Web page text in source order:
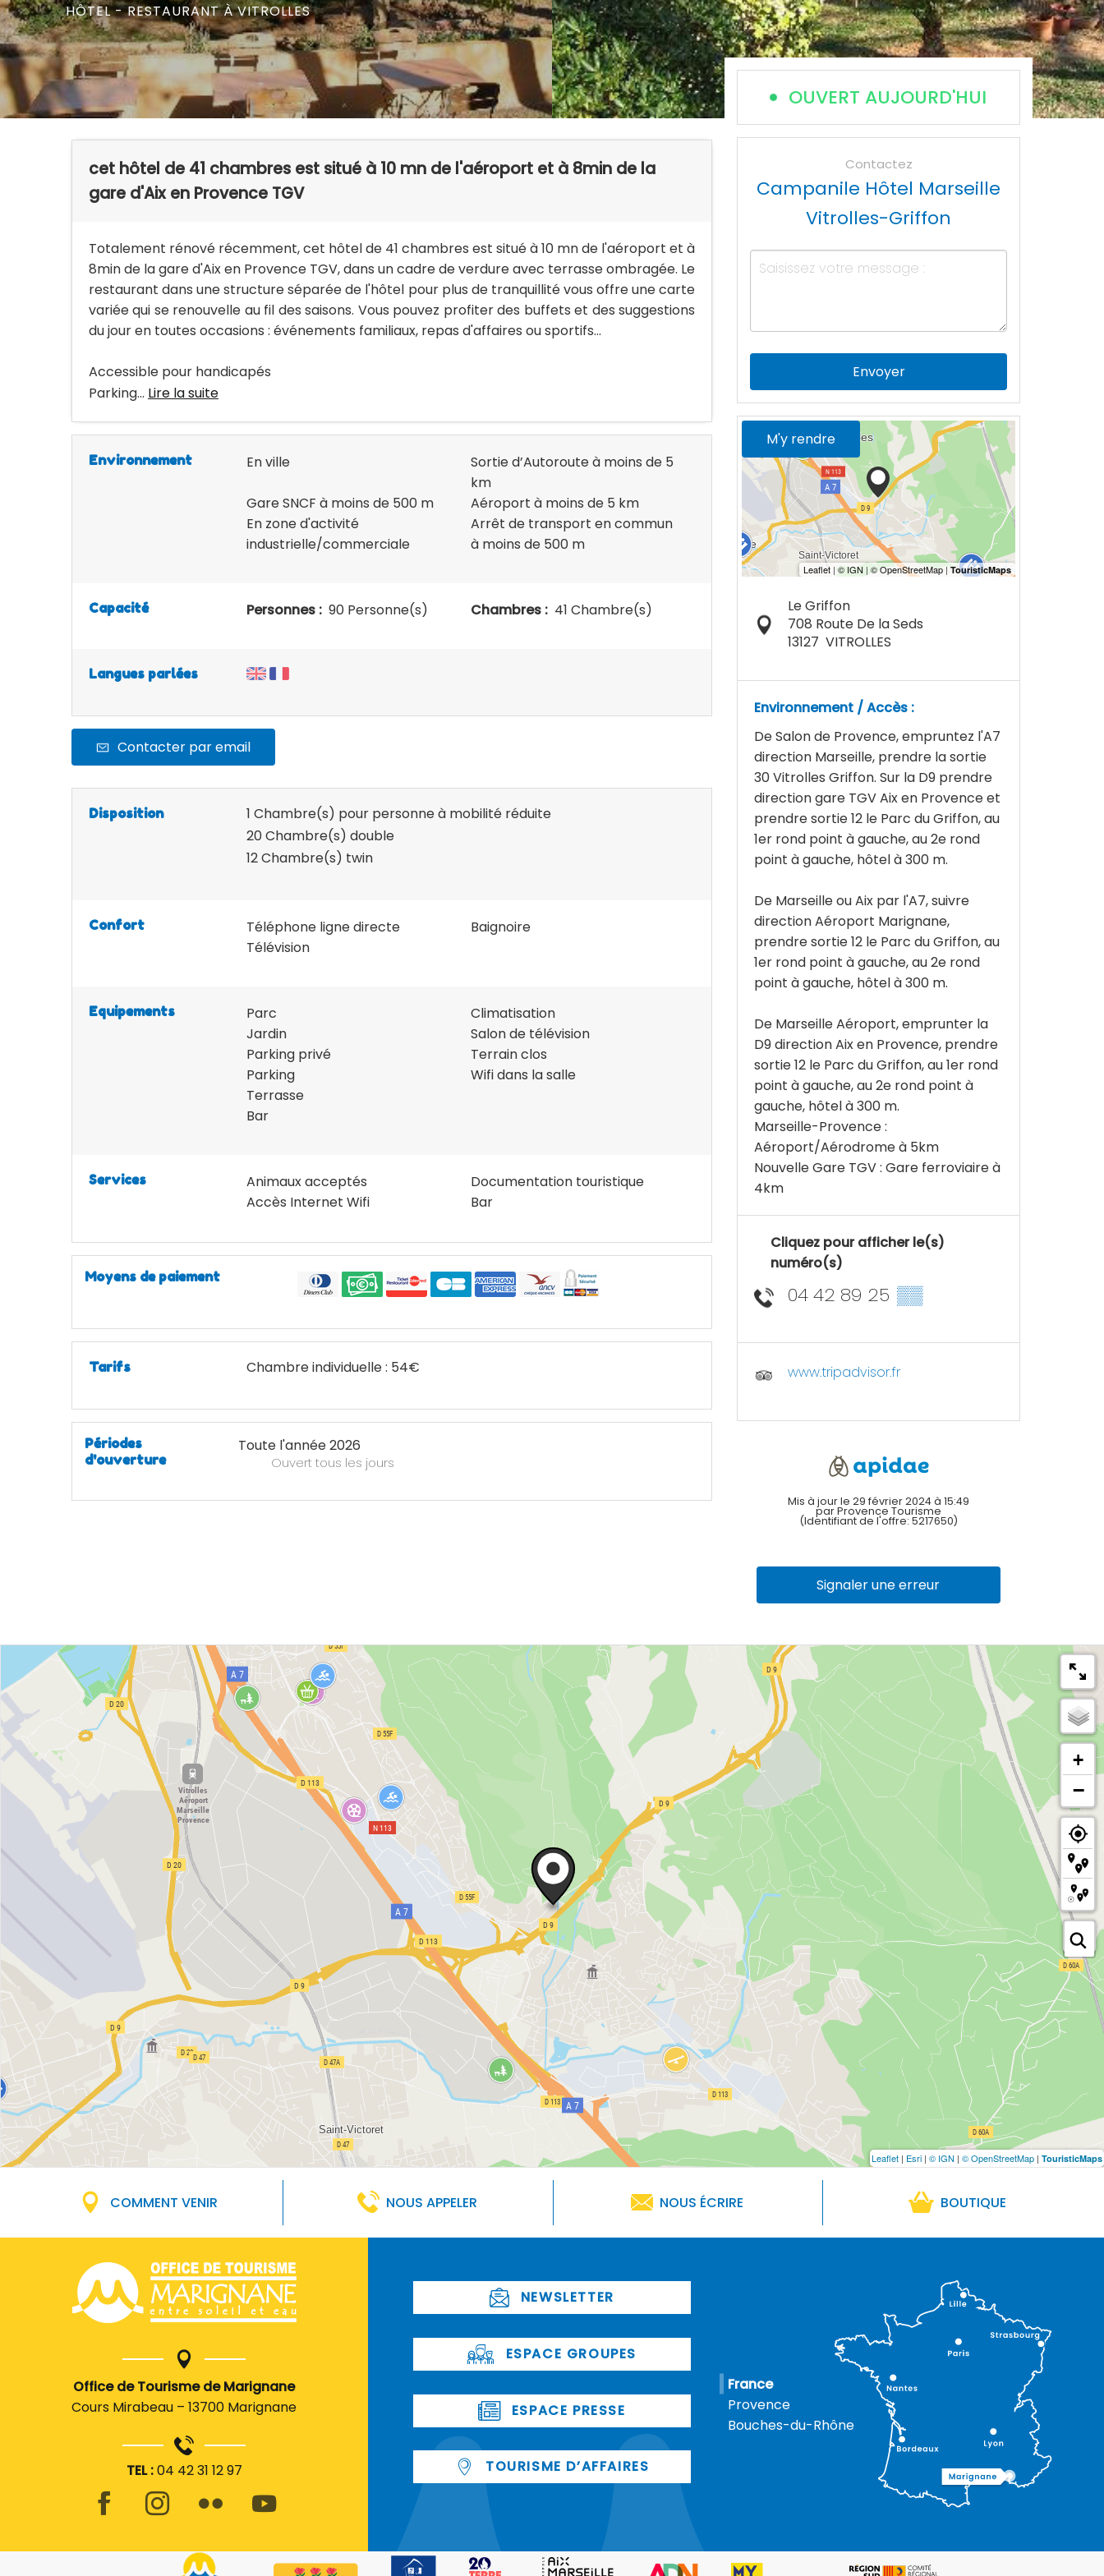
HÔTEL - RESTAURANT À VITROLLES
cet hôtel de 41 chambres est situé à 10 mn de l'aéroport et à 8min de la
gare d'Aix en Provence TGV
Totalement rénové récemment, cet hôtel de 41 chambres est situé à 10 mn de l'aéroport et à
8min de la gare d'Aix en Provence TGV, dans un cadre de verdure avec terrasse ombragée. Le
restaurant dans une structure séparée de l'hôtel pour plus de tranquillité vous offre une carte
variée qui se renouvelle au fil des saisons. Vous pouvez profiter des buffets et des suggestions
du jour en toutes occasions : événements familiaux, repas d'affaires ou sportifs...
Accessible pour handicapés
Parking... Lire la suite
Environnement En ville
Sortie d’Autoroute à moins de 5
km
Gare SNCF à moins de 500 m
Aéroport à moins de 5 km
En zone d'activité
industrielle/commerciale
Arrêt de transport en commun
à moins de 500 m
Capacité Personnes : 90 Personne(s) Chambres : 41 Chambre(s)
Langues parlées
Contacter par email
Disposition 1 Chambre(s) pour personne à mobilité réduite
20 Chambre(s) double
12Chambre(s) twin
Confort
Téléphone ligne directe
Télévision
Baignoire
Equipements
Parc
Jardin
Parking privé
Parking
Terrasse
Bar
Climatisation
Salon de télévision
Terrain clos
Wifi dans la salle
Services
Animaux acceptés
Accès Internet Wifi
Documentation touristique
Bar
Moyens de paiement
Tarifs Chambre individuelle : 54€
Périodes
d'ouverture
Toute l'année 2026
Ouvert tous les jours
OUVERT AUJOURD'HUI
Contactez
Campanile Hôtel Marseille
Vitrolles-Griffon
Envoyer
M'y rendre
Le Griffon
708 Route De la Seds
13127 VITROLLES
Environnement / Accès :
De Salon de Provence, empruntez l'A7
direction Marseille, prendre la sortie
30 Vitrolles Griffon. Sur la D9 prendre
direction gare TGV Aix en Provence et
prendre sortie 12 le Parc du Griffon, au
1er rond point à gauche, au 2e rond
point à gauche, hôtel à 300 m.
De Marseille ou Aix par l'A7, suivre
direction Aéroport Marignane,
prendre sortie 12 le Parc du Griffon, au
1er rond point à gauche, au 2e rond
point à gauche, hôtel à 300 m.
De Marseille Aéroport, emprunter la
D9 direction Aix en Provence, prendre
sortie 12 le Parc du Griffon, au 1er rond
point à gauche, au 2e rond point à
gauche, hôtel à 300 m.
Marseille-Provence :
Aéroport/Aérodrome à 5km
Nouvelle Gare TGV : Gare ferroviaire à
4km
Cliquez pour afficher le(s)
numéro(s)
04 42 89 25 ▒▒
www.tripadvisor.fr
Mis à jour le 29 février 2024 à 15:49
par Provence Tourisme
(Identifiant de l'offre: 5217650)
Signaler une erreur
+
−
Leaflet | Esri | © IGN | © OpenStreetMap | TouristicMaps
COMMENT VENIR NOUS APPELER NOUS ÉCRIRE BOUTIQUE
Office de Tourisme de Marignane
Cours Mirabeau – 13700 Marignane
TEL :04 42 31 12 97
NEWSLETTER
ESPACE GROUPES
ESPACE PRESSE
TOURISME D’AFFAIRES
France
Provence
Bouches-du-Rhône